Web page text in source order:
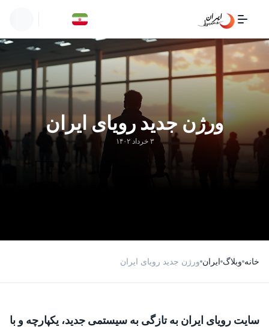
ورژن جدید رویای ایران
۳ خرداد ۱۴۰۲
خانه وبلاگ ایران ورژن جدید رویای ایران
سایت رویای ایران به تازگی به سیستمی جدید، یکپارچه و با